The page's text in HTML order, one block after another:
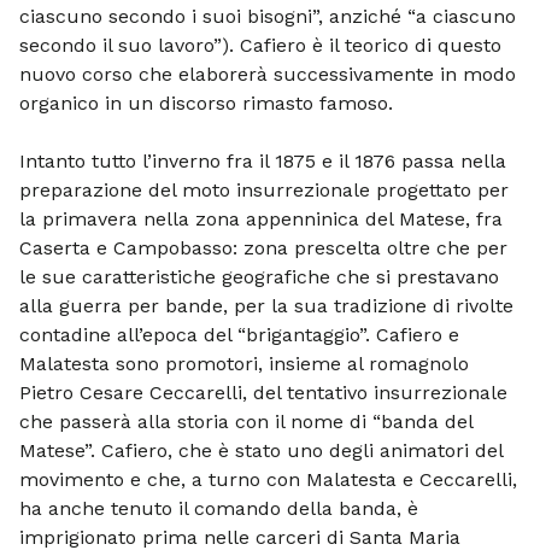
ciascuno secondo i suoi bisogni”, anziché “a ciascuno
secondo il suo lavoro”). Cafiero è il teorico di questo
nuovo corso che elaborerà successivamente in modo
organico in un discorso rimasto famoso.
Intanto tutto l’inverno fra il 1875 e il 1876 passa nella
preparazione del moto insurrezionale progettato per
la primavera nella zona appenninica del Matese, fra
Caserta e Campobasso: zona prescelta oltre che per
le sue caratteristiche geografiche che si prestavano
alla guerra per bande, per la sua tradizione di rivolte
contadine all’epoca del “brigantaggio”. Cafiero e
Malatesta sono promotori, insieme al romagnolo
Pietro Cesare Ceccarelli, del tentativo insurrezionale
che passerà alla storia con il nome di “banda del
Matese”. Cafiero, che è stato uno degli animatori del
movimento e che, a turno con Malatesta e Ceccarelli,
ha anche tenuto il comando della banda, è
imprigionato prima nelle carceri di Santa Maria